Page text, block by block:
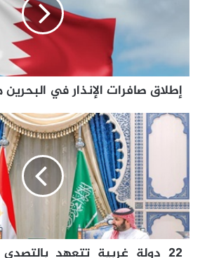
إطلاق صافرات الإنذار في
22
دولة
بالتصدي
معا
لإرهاب
إيران
الدولي